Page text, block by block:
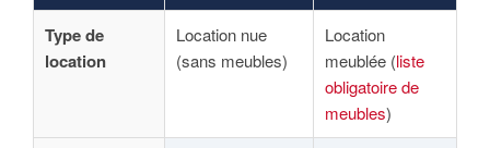
Type de
location
Location nue
(sans meubles)
Location
meublée (liste
obligatoire de
meubles)